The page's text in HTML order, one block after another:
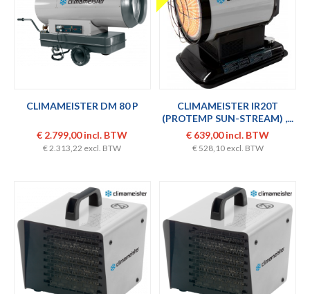
CLIMAMEISTER DM 80 P
€ 2.799,00 incl. BTW
€ 2.313,22 excl. BTW
CLIMAMEISTER IR20T
(PROTEMP SUN-STREAM) ,...
€ 639,00 incl. BTW
€ 528,10 excl. BTW